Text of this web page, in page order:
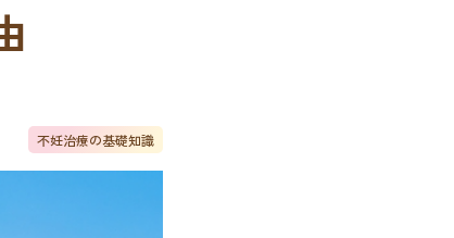
不妊治療の基礎知識